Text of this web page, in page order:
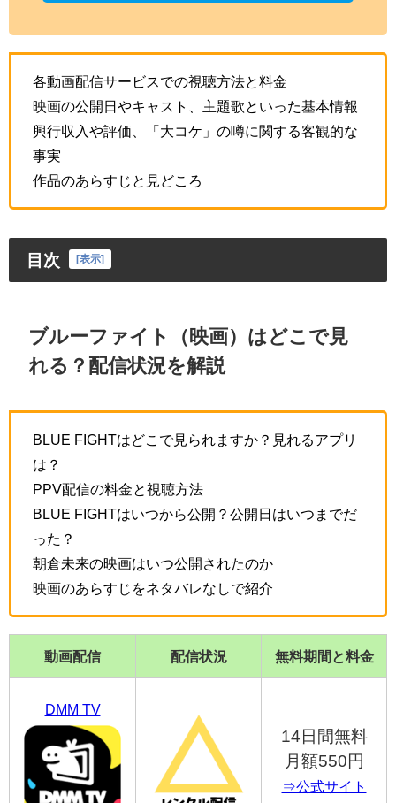
各動画配信サービスでの視聴方法と料金
映画の公開日やキャスト、主題歌といった基本情報
興行収入や評価、「大コケ」の噂に関する客観的な
事実
作品のあらすじと見どころ
目次 [表示]
ブルーファイト（映画）はどこで見
れる？配信状況を解説
BLUE FIGHTはどこで見られますか？見れるアプリ
は？
PPV配信の料金と視聴方法
BLUE FIGHTはいつから公開？公開日はいつまでだ
った？
朝倉未来の映画はいつ公開されたのか
映画のあらすじをネタバレなしで紹介
動画配信 配信状況 無料期間と料金
DMM TV
14日間無料
月額550円
⇒公式サイト